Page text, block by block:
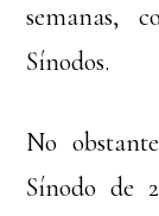
semanas,
Sínodos.
No
Sínodo de